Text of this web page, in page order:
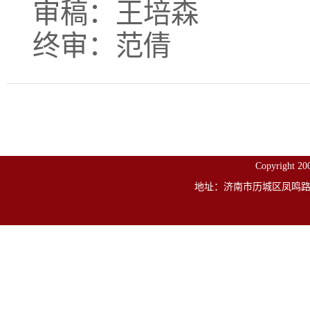
审稿：王培森
终审：范倩
Copyright
地址：济南市历城区凤鸣